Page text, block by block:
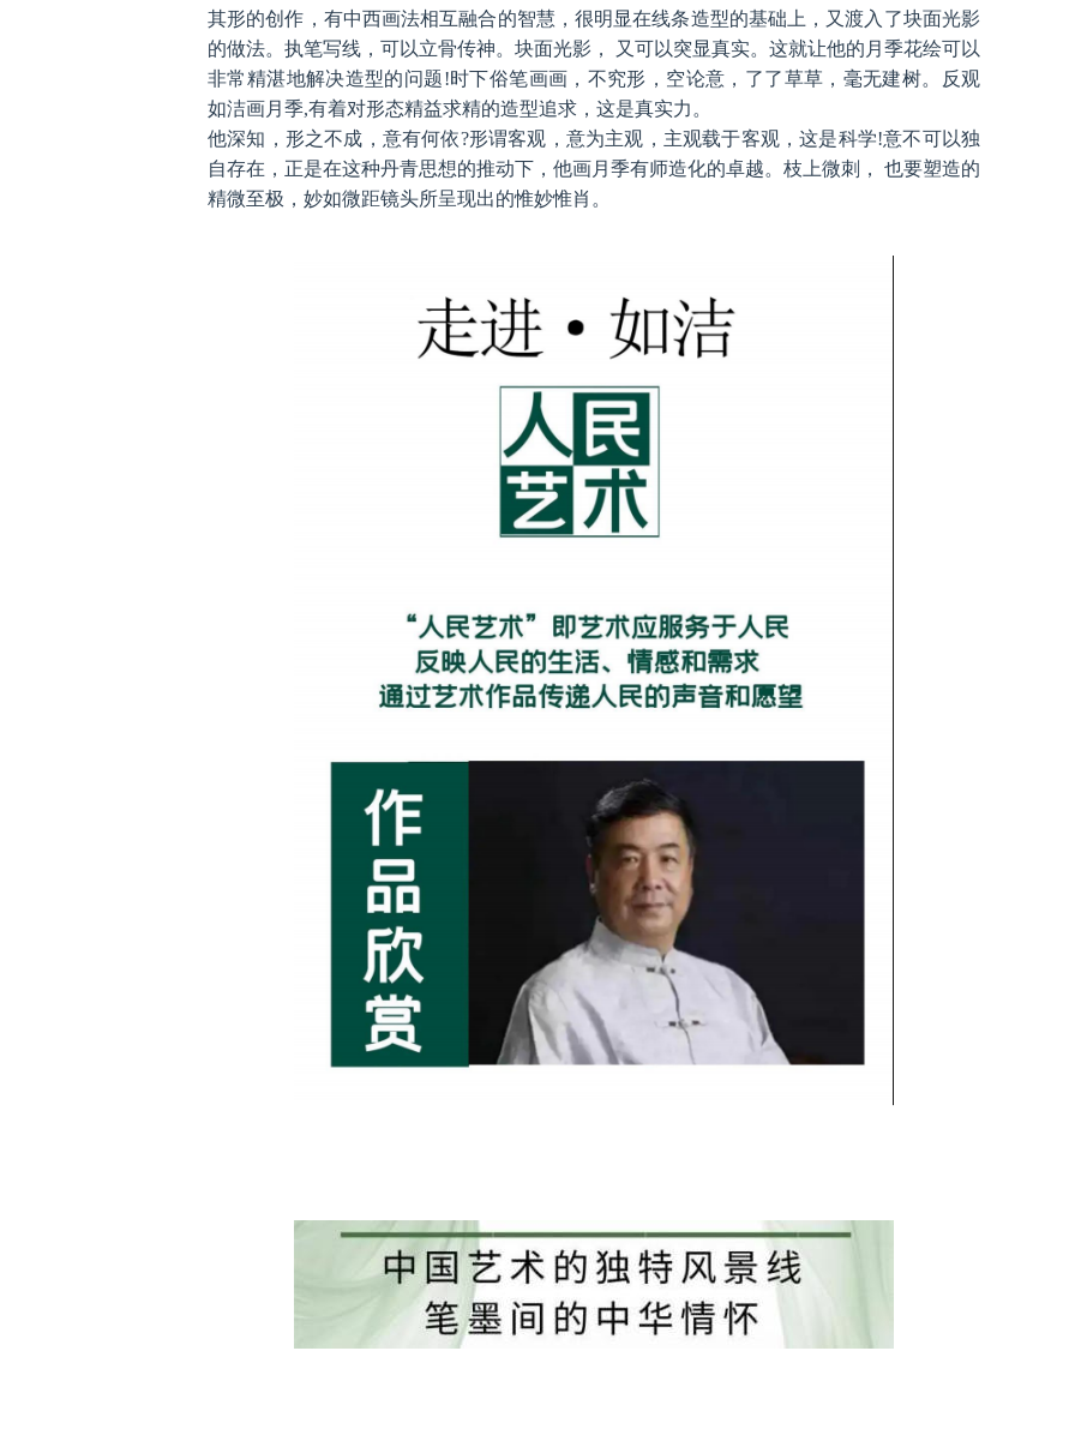
其形的创作，有中西画法相互融合的智慧，很明显在线条造型的基础上，又渡入了块面光影
的做法。执笔写线，可以立骨传神。块面光影， 又可以突显真实。这就让他的月季花绘可以
非常精湛地解决造型的问题!时下俗笔画画，不究形，空论意，了了草草，毫无建树。反观
如洁画月季,有着对形态精益求精的造型追求，这是真实力。
他深知，形之不成，意有何依?形谓客观，意为主观，主观载于客观，这是科学!意不可以独
自存在，正是在这种丹青思想的推动下，他画月季有师造化的卓越。枝上微刺， 也要塑造的
精微至极，妙如微距镜头所呈现出的惟妙惟肖。